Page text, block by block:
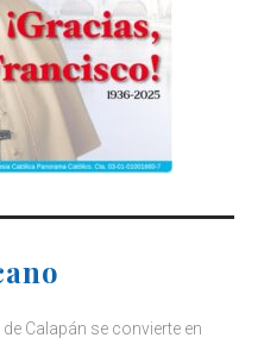
Calapán se convierte en